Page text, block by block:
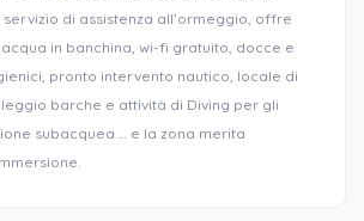
di assistenza all’ormeggio, offre
in banchina, wi-fi gratuito, docce e
pronto intervento nautico, locale di
barche e attività di Diving per gli
subacquea … e la zona merita